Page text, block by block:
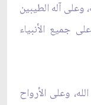
وعلى آله الطيبين
جميع الأنبياء
وعلى الأرواح